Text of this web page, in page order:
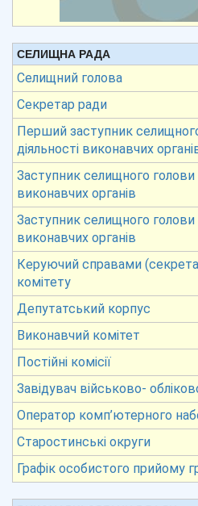
СЕЛИЩНА РАДА
Селищний голова
Секретар ради
Перший заступник
діяльності виконавчих
Заступник селищного голови
виконавчих органів
Заступник селищного голови
виконавчих органів
Керуючий справами
комітету
Депутатський корпус
Виконавчий комітет
Постійні комісії
Завідувач військово-
Оператор комп’ютерного
Старостинські округи
Графік особистого прийому